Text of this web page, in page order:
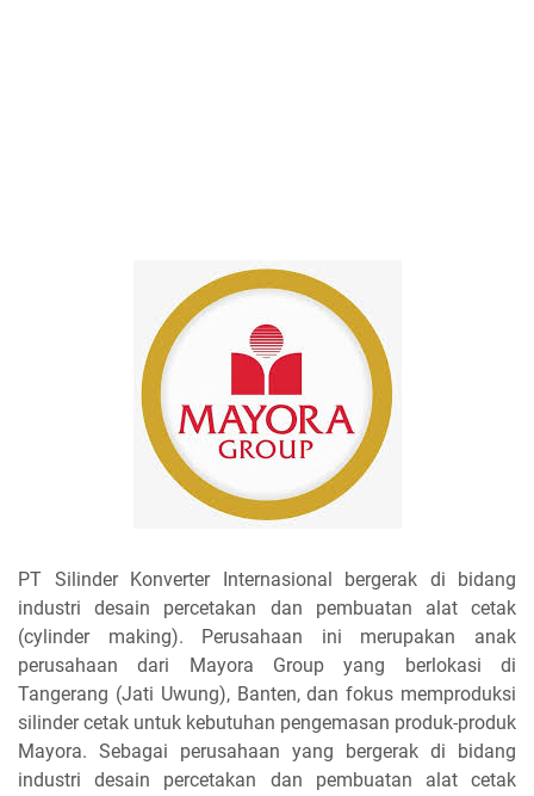
PT Silinder Konverter Internasional bergerak di bidang
industri desain percetakan dan pembuatan alat cetak
(cylinder making). Perusahaan ini merupakan anak
perusahaan dari Mayora Group yang berlokasi di
Tangerang (Jati Uwung), Banten, dan fokus memproduksi
silinder cetak untuk kebutuhan pengemasan produk-produk
Mayora. Sebagai perusahaan yang bergerak di bidang
industri desain percetakan dan pembuatan alat cetak